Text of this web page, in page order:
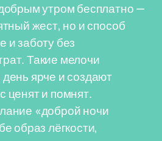
утром бесплатно —
жест, но и способ
и заботу без
Такие мелочи
ярче и создают
ценят и помнят.
«доброй ночи
образ лёгкости,